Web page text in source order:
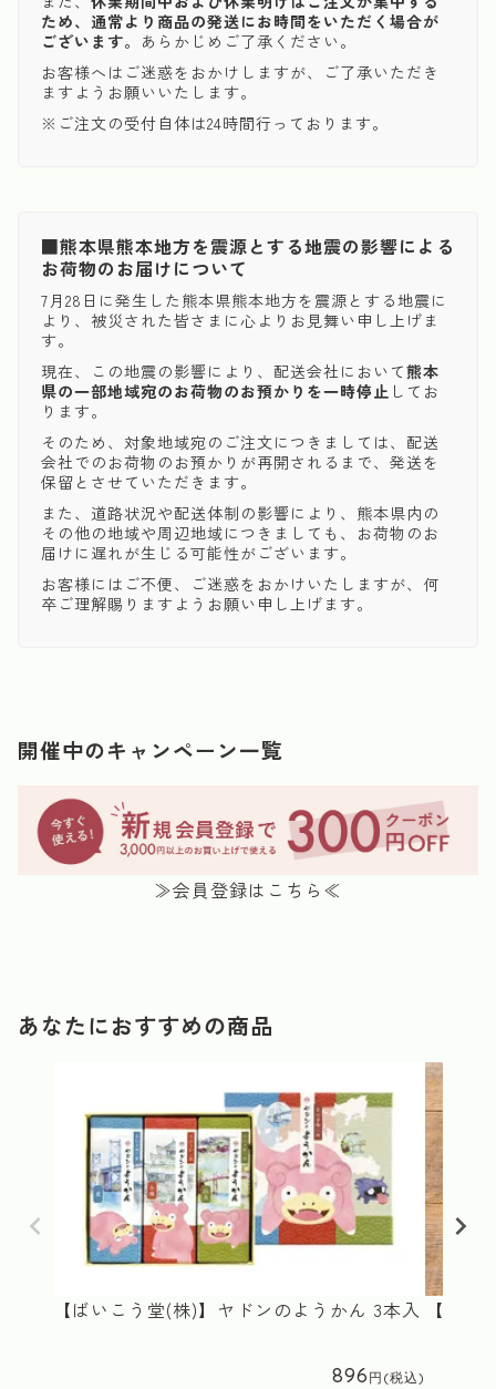
ため、通常より商品の発送にお時間をいただく場合が
ございます。 あらかじめご了承ください。
お客様へはご迷惑をおかけしますが、ご了承いただき
ますようお願いいたします。
※ご注文の受付自体は24時間行っております。
■熊本県熊本地方を震源とする地震の影響による
お荷物のお届けについて
7月28日に発生した熊本県熊本地方を震源とする地震に
より、被災された皆さまに心よりお見舞い申し上げま
す。
現在、この地震の影響により、配送会社において熊本
県の一部地域宛のお荷物のお預かりを一時停止 してお
ります。
そのため、対象地域宛のご注文につきましては、配送
会社でのお荷物のお預かりが再開されるまで、発送を
保留とさせていただきます。
また、道路状況や配送体制の影響により、熊本県内の
その他の地域や周辺地域につきましても、お荷物のお
届けに遅れが生じる可能性がございます。
お客様にはご不便、ご迷惑をおかけいたしますが、何
卒ご理解賜りますようお願い申し上げます。
開催中のキャンペーン一覧
≫会員登録はこちら≪
あなたにおすすめの商品
【ばいこう堂(株)】ヤドンのようかん 3本入
896
【(株)